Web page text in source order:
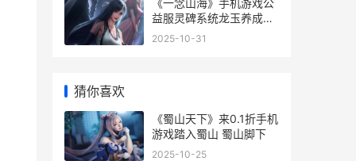
《一念山海》手机游戏公
益服灵碑系统龙玉养成全
策略 一念山海沉,一念百
2025-10-31
猜你喜欢
《蜀山天下》来0.1折手机
游戏踏入蜀山 蜀山脚下
2025-10-25